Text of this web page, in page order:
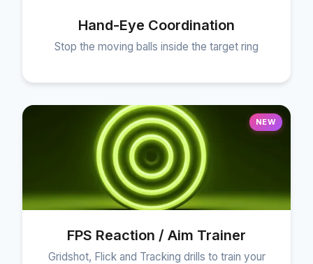
Hand-Eye Coordination
Stop the moving balls inside the target ring
NEW
FPS Reaction / Aim Trainer
Gridshot, Flick and Tracking drills to train your